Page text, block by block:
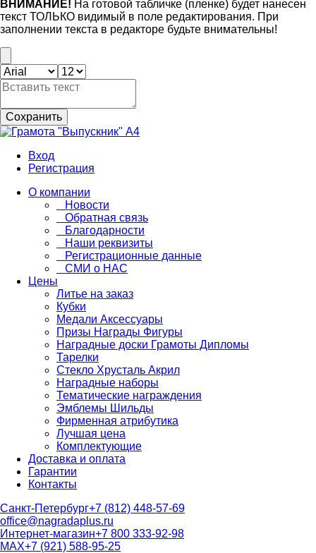
ВНИМАНИЕ! На готовой табличке (пленке) будет нанесен
текст ТОЛЬКО видимый в поле редактирования. При
заполнении текста в редакторе будьте внимательны!
Сохранить
Вход
Регистрация
О компании
Новости
Обратная связь
Благодарности
Наши реквизиты
Регистрационные данные
СМИ о НАС
Цены
Литье на заказ
Кубки
Медали Аксессуары
Призы Награды Фигуры
Наградные доски Грамоты Дипломы
Тарелки
Стекло Хрусталь Акрил
Наградные наборы
Тематические награждения
Эмблемы Шильды
Фирменная атрибутика
Лучшая цена
Комплектующие
Доставка и оплата
Гарантии
Контакты
Санкт-Петербург+7 (812) 448-57-69
office@nagradaplus.ru
Интернет-магазин+7 800 333-92-98
MAX+7 (921) 588-95-25